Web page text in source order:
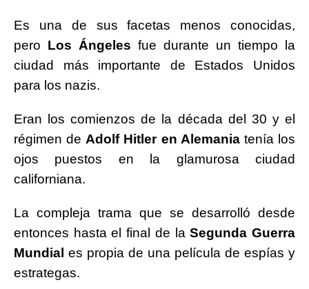
Es una de sus facetas menos conocidas,
pero Los Ángeles fue durante un tiempo la
ciudad más importante de Estados Unidos
para los nazis.
Eran los comienzos de la década del 30 y el
régimen de Adolf Hitler en Alemania tenía los
ojos puestos en la glamurosa ciudad
californiana.
La compleja trama que se desarrolló desde
entonces hasta el final de laSegunda Guerra
Mundial es propia de una película de espías y
estrategas.